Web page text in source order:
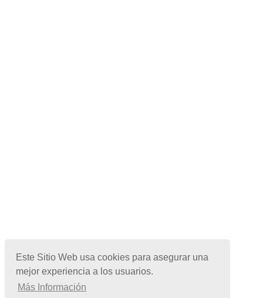
Este Sitio Web usa cookies para asegurar una
mejor experiencia a los usuarios.
Más Información